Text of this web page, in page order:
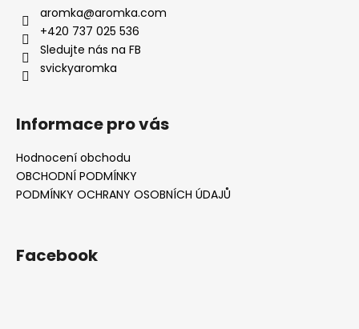
aromka@aromka.com
+420 737 025 536
Sledujte nás na FB
svickyaromka
Informace pro vás
Hodnocení obchodu
OBCHODNÍ PODMÍNKY
PODMÍNKY OCHRANY OSOBNÍCH ÚDAJŮ
Facebook